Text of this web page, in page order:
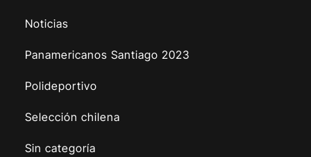
Noticias
Panamericanos Santiago 2023
Polideportivo
Selección chilena
Sin categoría